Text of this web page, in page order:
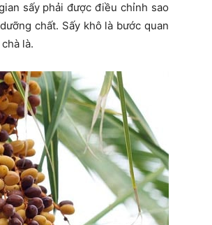
sấy phải được điều chỉnh sao
chất. Sấy khô là bước quan
là.